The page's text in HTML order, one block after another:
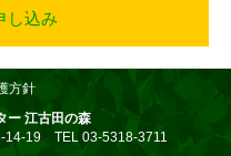
し込み
方針
ー 江古田の森
14-19 TEL 03-5318-3711